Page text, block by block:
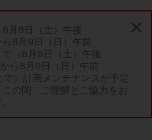
月8日（土）午後
8月9日（日）午前
（8月8日（土）午後
ら8月9日（日）午前
）計画メンテナンスが予定
の間、ご理解とご協力をお